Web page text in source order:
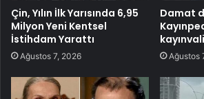
Çin, Yılın İlk Yarısında 6,95
Milyon Yeni Kentsel
İstihdam Yarattı
Ağustos 7, 2026
Damat
Ağustos